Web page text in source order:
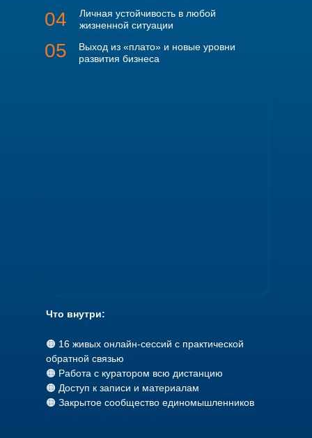
Выход из «плато» и новые уровни
развития бизнеса
Личная устойчивость в любой
жизненной ситуации
05
04
🟠 16 живых онлайн-сессий с практической
обратной связью
🟠 Работа с куратором всю дистанцию
🟠 Доступ к записи и материалам
🟠 Закрытое сообщество единомышленников
Что внутри: